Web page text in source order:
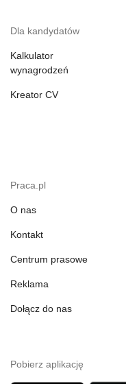
Dla kandydatów
Kalkulator
wynagrodzeń
Kreator CV
Praca.pl
O nas
Kontakt
Centrum prasowe
Reklama
Dołącz do nas
Pobierz aplikację